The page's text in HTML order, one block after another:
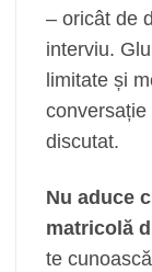
– oricât de
interviu.
limitate și
conversație
discutat.
Nu aduce
matricolă
te